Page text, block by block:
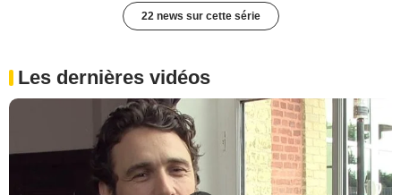
22 news sur cette série
Les dernières vidéos